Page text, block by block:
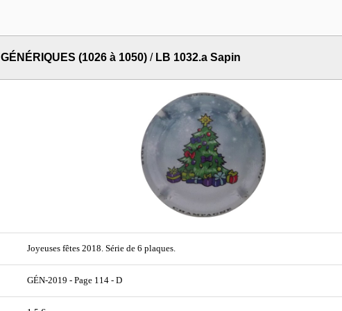
GÉNÉRIQUES (1026 à 1050) / LB 1032.a Sapin
Joyeuses fêtes 2018. Série de 6 plaques.
GÉN-2019 - Page 114 - D